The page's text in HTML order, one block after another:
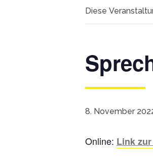
Diese
8. November
Online: Link